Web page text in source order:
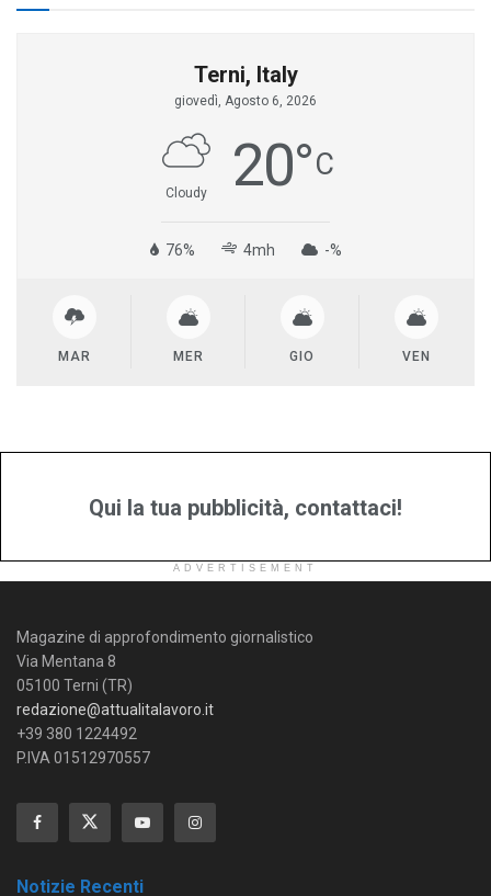
Terni, Italy
giovedì, Agosto 6, 2026
Cloudy 20°C
76% 4mh -%
MAR MER GIO VEN
Qui la tua pubblicità, contattaci!
ADVERTISEMENT
Magazine di approfondimento giornalistico
Via Mentana 8
05100 Terni (TR)
redazione@attualitalavoro.it
+39 380 1224492
P.IVA 01512970557
Notizie Recenti